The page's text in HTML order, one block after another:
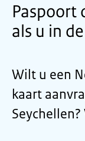
Paspoort
als u in
Wilt u een
kaart